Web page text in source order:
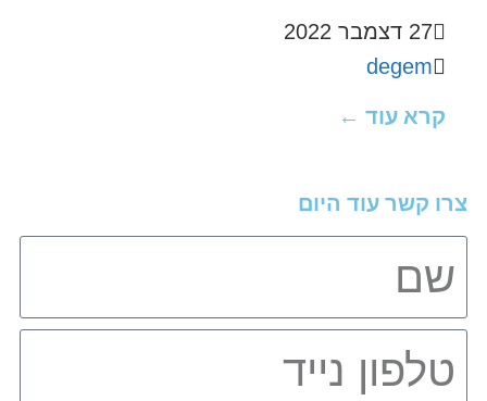
27 דצמבר 2022
degem
קרא עוד ←
צרו קשר עוד היום